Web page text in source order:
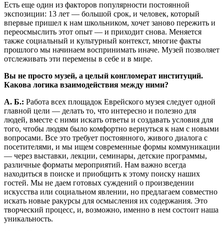
Есть еще один из факторов популярности постоянной
экспозиции: 13 лет — большой срок, и человек, который
впервые пришел к нам школьником, хочет заново пережить и
переосмыслить этот опыт — и приходит снова. Меняется
также социальный и культурный контекст, многие факты
прошлого мы начинаем воспринимать иначе. Музей позволяет
отслеживать эти перемены в себе и в мире.
Вы не просто музей, а целый конгломерат институций.
Какова логика взаимодействия между ними?
А. Б.: Работа всех площадок Еврейского музея следует одной
главной цели — делать то, что интересно и полезно для
людей, вместе с ними искать ответы и создавать условия для
того, чтобы людям было комфортно вернуться к нам с новыми
вопросами. Все это требует постоянного, живого диалога с
посетителями, и мы ищем современные формы коммуникации
— через выставки, лекции, семинары, детские программы,
различные форматы мероприятий. Нам важно всегда
находиться в поиске и приобщить к этому поиску наших
гостей. Мы не даем готовых суждений о произведении
искусства или социальном явлении, но предлагаем совместно
искать новые ракурсы для осмысления их содержания. Это
творческий процесс, и, возможно, именно в нем состоит наша
уникальность.